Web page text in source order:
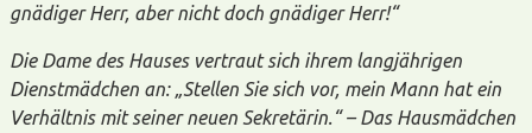
gnädiger Herr, aber nicht doch gnädiger Herr!“
Die Dame des Hauses vertraut sich ihrem langjährigen
Dienstmädchen an: „Stellen Sie sich vor, mein Mann hat ein
Verhältnis mit seiner neuen Sekretärin.“ – Das Hausmädchen